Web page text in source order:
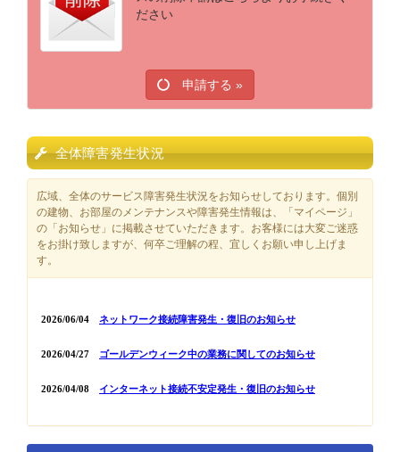
ださい
申請する »
全体障害発生状況
広域、全体のサービス障害発生状況をお知らせしております。個別
の建物、お部屋のメンテナンスや障害発生情報は、「マイページ」
の「お知らせ」に掲載させていただきます。お客様には大変ご迷惑
をお掛け致しますが、何卒ご理解の程、宜しくお願い申し上げま
す。